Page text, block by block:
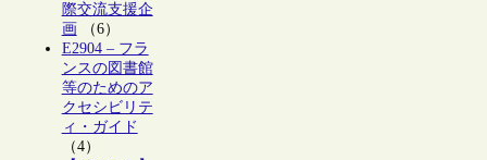
際交流支援企
画 （6）
E2904 – フラ
ンスの図書館
等のためのア
クセシビリテ
ィ・ガイド
（4）